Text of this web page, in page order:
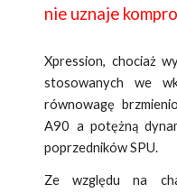
nie uznaje
Xpression, chociaż
stosowanych we
równowagę
A90 a potężną
poprzedników SPU.
Ze względu na